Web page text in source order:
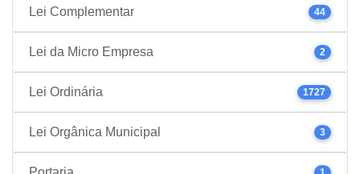
Lei Complementar 44
Lei da Micro Empresa 2
Lei Ordinária 1727
Lei Orgânica Municipal 3